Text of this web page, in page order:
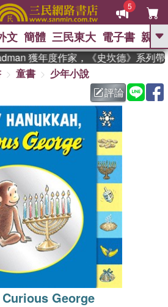
5
GO
熱搜： 東野圭吾 、
父親節 、 如果歷
暑期推薦 、 國際布克
獎 臺灣漫遊錄 、 方念華 、
登輝時代 、 數學女孩：黎曼猜想
偉大的迷走神經
文 簡體 三民東大 電子書 親子
獲年度作家，《史坎德》系列帶
童書
少年小說
評論
George